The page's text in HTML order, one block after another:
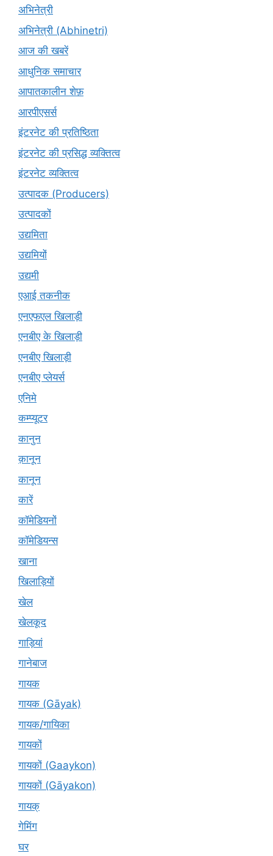
अभिनेत्री
अभिनेत्री (Abhinetri)
आज की खबरें
आधुनिक समाचार
आपातकालीन शेफ़
आरपीएसर्स
इंटरनेट की प्रतिष्ठिता
इंटरनेट की प्रसिद्ध व्यक्तित्व
इंटरनेट व्यक्तित्व
उत्पादक (Producers)
उत्पादकों
उद्यमिता
उद्यमियों
उद्यमी
एआई तकनीक
एनएफएल खिलाड़ी
एनबीए के खिलाड़ी
एनबीए खिलाड़ी
एनबीए प्लेयर्स
एनिमे
कम्प्यूटर
कानुन
क़ानून
कानून
कारें
कॉमेडियनों
कॉमेडियन्स
खाना
खिलाड़ियों
खेल
खेलकूद
गाड़ियां
गानेबाज
गायक
गायक (Gāyak)
गायक/गायिका
गायकों
गायकों (Gaaykon)
गायकों (Gāyakon)
गायक्
गेमिंग
घर